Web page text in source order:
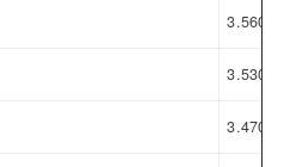
3.560
3.530
3.470